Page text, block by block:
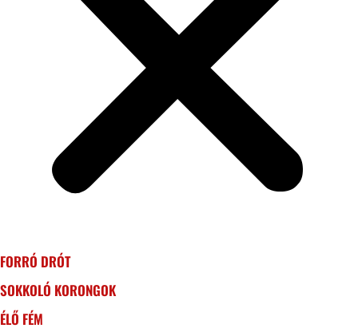
FORRÓ DRÓT
SOKKOLÓ KORONGOK
ÉLŐ FÉM